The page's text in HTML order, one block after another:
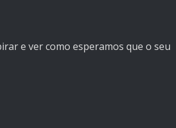
e ver como esperamos que o seu